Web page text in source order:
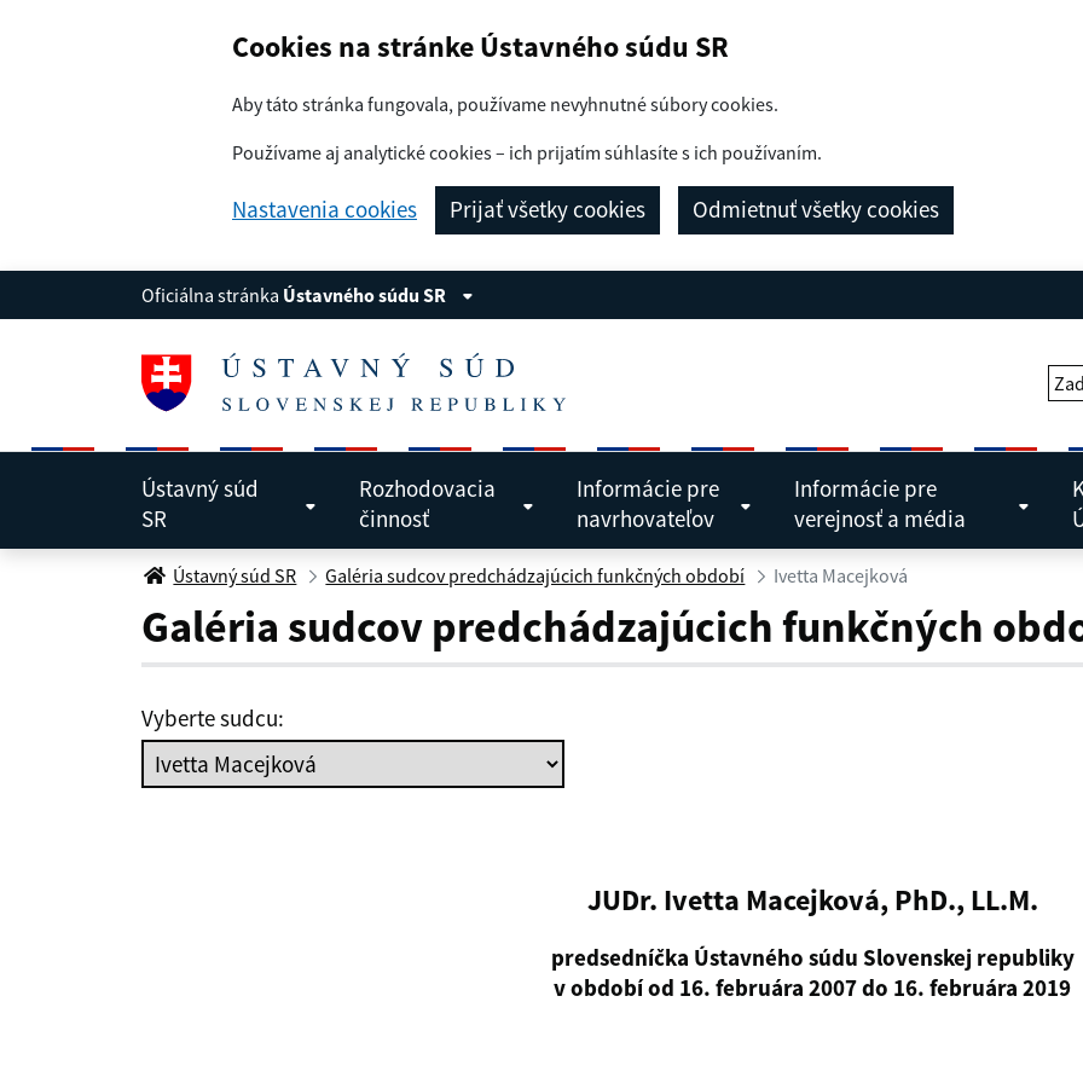
Cookies na stránke Ústavného súdu SR
Aby táto stránka fungovala, používame nevyhnutné súbory cookies.
Používame aj analytické cookies – ich prijatím súhlasíte s ich používaním.
Nastavenia cookies Prijať všetky cookies Odmietnuť všetky cookies
Oficiálna stránka Ústavného súdu SR
Ústavný súd
SR
Rozhodovacia
činnosť
Informácie pre
navrhovateľov
Informácie pre
verejnosť a média
Ivetta Macejková
Ústavný súd SR Galéria sudcov predchádzajúcich funkčných období Ivetta Macejková
Galéria sudcov predchádzajúcich funkčných
Vyberte sudcu:
JUDr. Ivetta Macejková, PhD., LL.M.
predsedníčka Ústavného súdu Slovenskej republiky
v období od 16. februára 2007 do 16. februára 2019